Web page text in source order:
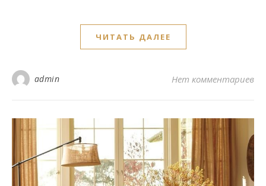
ЧИТАТЬ ДАЛЕЕ
admin Нет комментариев